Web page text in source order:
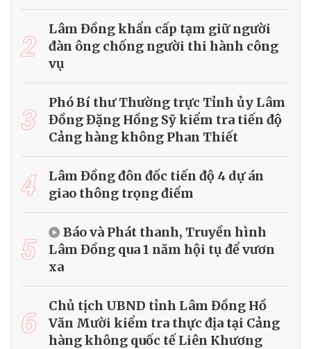
2
Lâm Đồng khẩn cấp tạm giữ người
đàn ông chống người thi hành công
vụ
3
Phó Bí thư Thường trực Tỉnh ủy Lâm
Đồng Đặng Hồng Sỹ kiểm tra tiến độ
Cảng hàng không Phan Thiết
4
Lâm Đồng đôn đốc tiến độ 4 dự án
giao thông trọng điểm
5
Báo và Phát thanh, Truyền hình
Lâm Đồng qua 1 năm hội tụ để vươn
xa
6
Chủ tịch UBND tỉnh Lâm Đồng Hồ
Văn Mười kiểm tra thực địa tại Cảng
hàng không quốc tế Liên Khương